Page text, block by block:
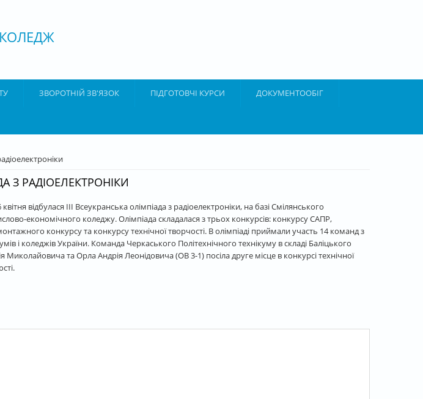
ЗВОРОТНІЙ ЗВ'ЯЗОК ПІДГОТОВЧІ КУРСИ ДОКУМЕНТООБІГ
З РАДІОЕЛЕКТРОНІКИ
квітня відбулася ІІІ Всеукранська олімпіада з радіоелектроніки, на базі Смілянського
економічного коледжу. Олімпіада складалася з трьох конкурсів: конкурсу САПР,
конкурсу та конкурсу технічної творчості. В олімпіаді приймали участь 14 команд з
і коледжів України. Команда Черкаського Політехнічного технікуму в складі Баліцького
Миколайовича та Орла Андрія Леонідовича (ОВ 3-1) посіла друге місце в конкурсі технічної